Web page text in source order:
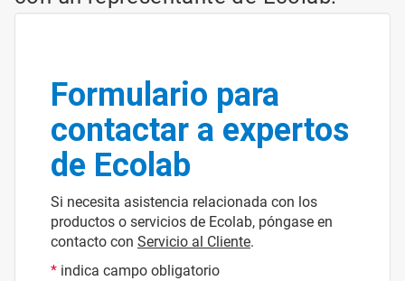
Formulario para
contactar a expertos
de Ecolab
Si necesita asistencia relacionada con los
productos o servicios de Ecolab, póngase en
contacto con Servicio al Cliente.
* indica campo obligatorio